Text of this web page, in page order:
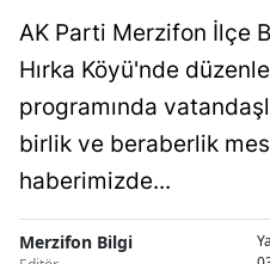
AK Parti Merzifon İlçe
Hırka Köyü'nde
programında
birlik ve beraberlik
haberimizde...
Merzifon Bilgi